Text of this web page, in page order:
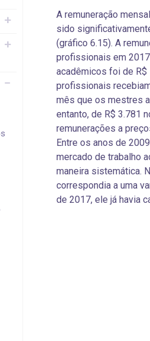
A remuneração
sido
(gráfico 6.15). A
profissionais em
acadêmicos foi de
profissionais
mês que os mestres
entanto, de R$ 3.781
remunerações a
Entre os anos de
mercado de trabalho
maneira sistemática.
correspondia a uma
de 2017, ele já havia